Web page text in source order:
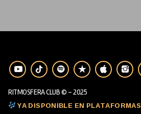
RITMOSFERA CLUB © - 2025
YA DISPONIBLE EN PLATAFORMAS